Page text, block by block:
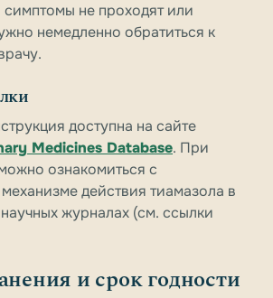
симптомы не проходят или
немедленно обратиться к
доступна на сайте
Medicines Database. При
ознакомиться с
действия тиамазола в
журналах (см. ссылки
и срок годности